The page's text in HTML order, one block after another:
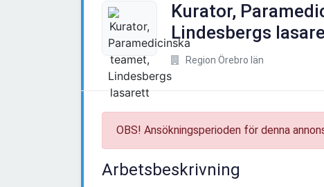
Kurator,
Lindesbergs
Region Örebro län
OBS! Ansökningsperioden för denna
Arbetsbeskrivning